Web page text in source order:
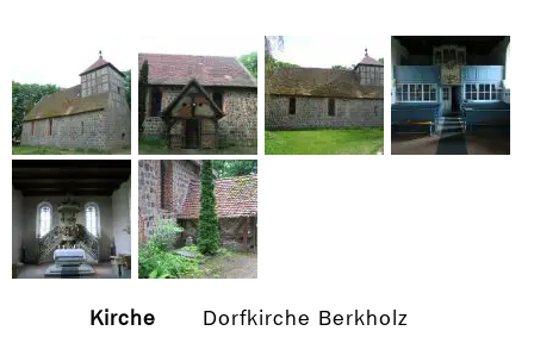
Kirche
Dorfkirche Berkholz